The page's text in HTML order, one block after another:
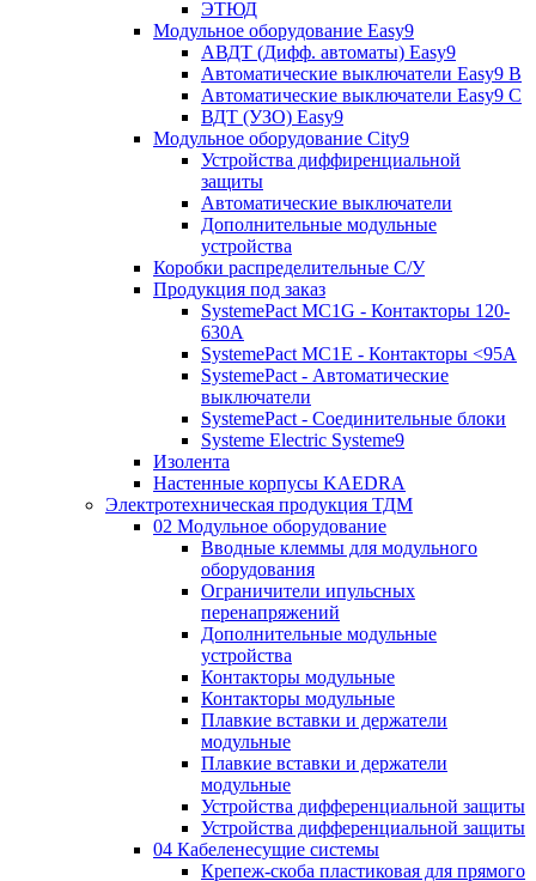
ЭТЮД
Модульное оборудование Easy9
АВДТ (Дифф. автоматы) Easy9
Автоматические выключатели Easy9 В
Автоматические выключатели Easy9 С
ВДТ (УЗО) Easy9
Модульное оборудование City9
Устройства диффиренциальной
защиты
Автоматические выключатели
Дополнительные модульные
устройства
Коробки распределительные C/У
Продукция под заказ
SystemePact MC1G - Контакторы 120-
630A
SystemePact MC1E - Контакторы <95A
SystemePact - Автоматические
выключатели
SystemePact - Соединительные блоки
Systeme Electric Systeme9
Изолента
Настенные корпусы KAEDRA
Электротехническая продукция ТДМ
02 Модульное оборудование
Вводные клеммы для модульного
оборудования
Ограничители ипульсных
перенапряжений
Дополнительные модульные
устройства
Контакторы модульные
Контакторы модульные
Плавкие вставки и держатели
модульные
Плавкие вставки и держатели
модульные
Устройства дифференциальной защиты
Устройства дифференциальной защиты
04 Кабеленесущие системы
Крепеж-скоба пластиковая для прямого